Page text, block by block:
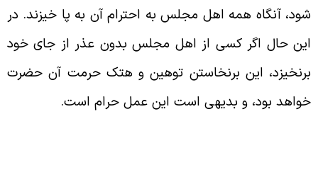
آنگاه همه اهل مجلس به احترام آن به پا خیزند. در
حال اگر کسى از اهل مجلس بدون عذر از جاى خود
این برنخاستن توهین و هتک حرمت آن حضرت
بود، و بدیهى است این عمل حرام است.